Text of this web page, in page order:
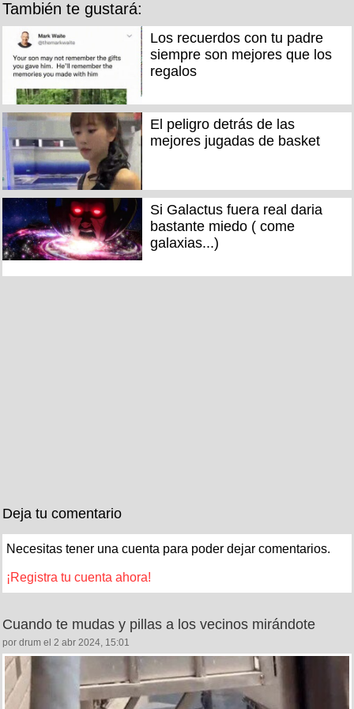
También te gustará:
Los recuerdos con tu padre
siempre son mejores que los
regalos
El peligro detrás de las
mejores jugadas de basket
Si Galactus fuera real daria
bastante miedo ( come
galaxias...)
Deja tu comentario
Necesitas tener una cuenta para poder dejar comentarios.
¡Registra tu cuenta ahora!
Cuando te mudas y pillas a los vecinos mirándote
por drum el 2 abr 2024, 15:01